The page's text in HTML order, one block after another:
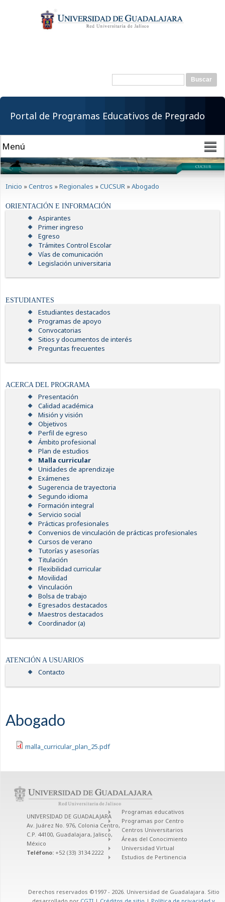
contenido
principal
Formulario de
Buscar
Portal de Programas Educativos de Pregrado
Inicio »Centros »Regionales »CUCSUR »Abogado
ORIENTACIÓN E INFORMACIÓN
Aspirantes
Primer ingreso
Egreso
Trámites Control Escolar
Vías de comunicación
Legislación universitaria
ESTUDIANTES
Estudiantes destacados
Programas de apoyo
Convocatorias
Sitios y documentos de interés
Preguntas frecuentes
ACERCA DEL PROGRAMA
Presentación
Calidad académica
Misión y visión
Objetivos
Perfil de egreso
Ámbito profesional
Plan de estudios
Malla curricular
Unidades de aprendizaje
Exámenes
Sugerencia de trayectoria
Segundo idioma
Formación integral
Servicio social
Prácticas profesionales
Convenios de vinculación de prácticas profesionales
Cursos de verano
Tutorías y asesorías
Titulación
Flexibilidad curricular
Movilidad
Vinculación
Bolsa de trabajo
Egresados destacados
Maestros destacados
Coordinador (a)
ATENCIÓN A USUARIOS
Contacto
Abogado
malla_curricular_plan_25.pdf
UNIVERSIDAD DE GUADALAJARA
Av. Juárez No. 976, Colonia Centro,
C.P. 44100, Guadalajara, Jalisco,
México
Teléfono: +52 (33) 3134 2222
Programas educativos
Programas por Centro
Centros Universitarios
Áreas del Conocimiento
Universidad Virtual
Estudios de Pertinencia
Derechos reservados ©1997 - 2026. Universidad de Guadalajara. Sitio